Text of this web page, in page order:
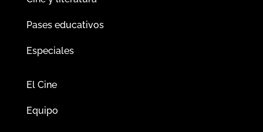
Pases educativos
Especiales
El Cine
Equipo